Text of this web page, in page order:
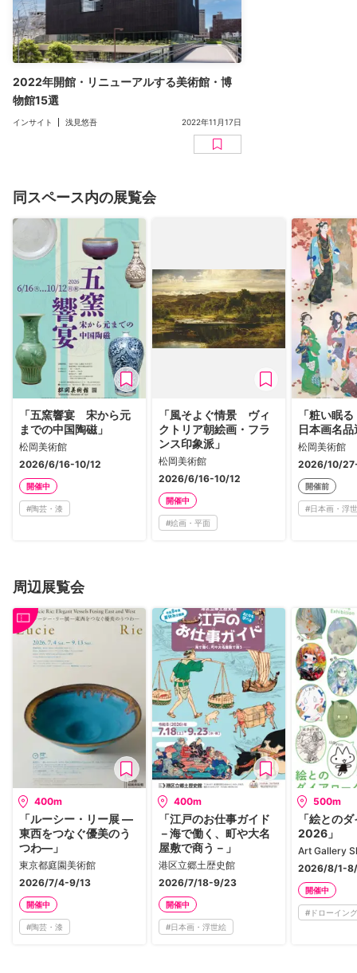
2022年開館・リニューアルする美術館・博
物館15選
インサイト 浅見悠吾 2022年11月17日
同スペース内の展覧会
「五窯響宴 宋から元
までの中国陶磁」
松岡美術館
2026/6/16-10/12
開催中
#陶芸・漆
「風そよぐ情景 ヴィ
クトリア朝絵画・フラ
ンス印象派」
松岡美術館
2026/6/16-10/12
開催中
#絵画・平面
「粧い眠
日本画名品
松岡美術館
2026/10/
開催前
#日本画・浮
周辺展覧会
400m
「ルーシー・リー展 ―
東西をつなぐ優美のう
つわ―」
東京都庭園美術館
2026/7/4-9/13
開催中
#陶芸・漆
400m
「江戸のお仕事ガイド
－海で働く、町や大名
屋敷で商う－」
港区立郷土歴史館
2026/7/18-9/23
開催中
#日本画・浮世絵
500m
「絵との
2026」
Art Gallery
2026/8/1-
開催中
# ドローイング